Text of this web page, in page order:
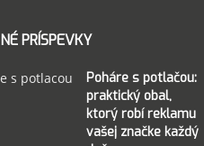
PRÍSPEVKY
Poháre s potlačou:
praktický obal,
ktorý robí reklamu
vašej značke každý